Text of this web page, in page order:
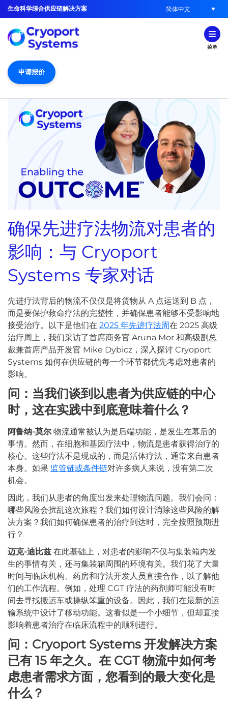
生命科学综合供应链解决方案 简体中文
菜单
申请报价
确保先进疗法物流对患者的
影响：与 Cryoport
Systems 专家对话
先进疗法背后的物流不仅仅是将货物从 A 点运送到 B 点，
而是要保护救命疗法的完整性，并确保患者能够不受影响地
接受治疗。以下是他们在 2025 年先进疗法周在 2025 高级
治疗周上，我们采访了首席商务官 Aruna Mor 和高级副总
裁兼首席产品开发官 Mike Dybicz，深入探讨 Cryoport
Systems 如何在供应链的每一个环节都优先考虑对患者的
影响。
问：当我们谈到以患者为供应链的中心
时，这在实践中到底意味着什么？
阿鲁纳-莫尔 物流通常被认为是后端功能，是发生在幕后的
事情。然而，在细胞和基因疗法中，物流是患者获得治疗的
核心。这些疗法不是现成的，而是活体疗法，通常来自患者
本身。如果 监管链或条件链对许多病人来说，没有第二次
机会。
因此，我们从患者的角度出发来处理物流问题。我们会问：
哪些风险会扰乱这次旅程？我们如何设计消除这些风险的解
决方案？我们如何确保患者的治疗到达时，完全按照预期进
行？
迈克-迪比兹 在此基础上，对患者的影响不仅与集装箱内发
生的事情有关，还与集装箱周围的环境有关。我们花了大量
时间与临床机构、药房和疗法开发人员直接合作，以了解他
们的工作流程。例如，处理 CGT 疗法的药剂师可能没有时
间去寻找搬运车或操纵笨重的设备。因此，我们在最新的运
输系统中设计了移动功能。这看似是一个小细节，但却直接
影响着患者治疗在临床流程中的顺利进行。
问：Cryoport Systems 开发解决方案
已有 15 年之久。在 CGT 物流中如何考
虑患者需求方面，您看到的最大变化是
什么？